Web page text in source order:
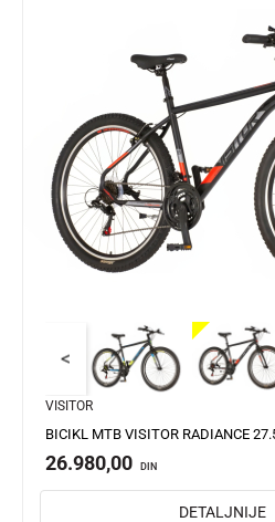
<
VISITOR
26.980,00 DIN
DETALJNIJE